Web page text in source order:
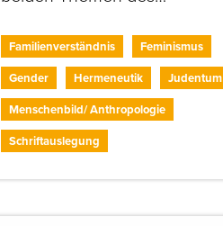
Familienverständnis
Feminismus
Gender
Hermeneutik
Judentum
Menschenbild/ Anthropologie
Schriftauslegung